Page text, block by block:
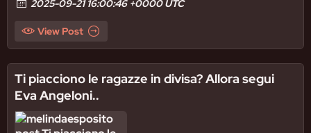
2025-09-21 16:00:46 +0000 UTC
View Post
Ti piacciono le ragazze in divisa? Allora segui
Eva Angeloni..